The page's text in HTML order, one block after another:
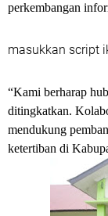
perkembangan
masukkan script
“Kami berharap
ditingkatkan.
mendukung
ketertiban di